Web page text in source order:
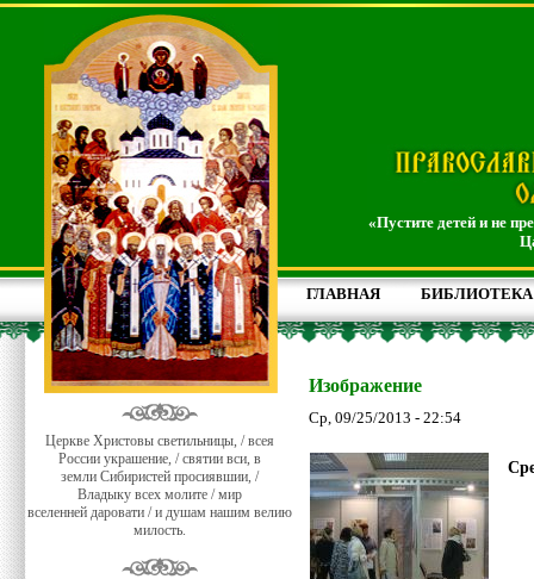
«Пустите детей и не
ГЛАВНАЯ БИБЛИОТЕКА
Церкве Христовы светильницы, / всея
России украшение, / святии вси, в
земли Сибиристей просиявшии, /
Владыку всех молите / мир
вселенней даровати / и душам нашим велию
милость.
Изображение
Ср, 09/25/2013 - 22:54